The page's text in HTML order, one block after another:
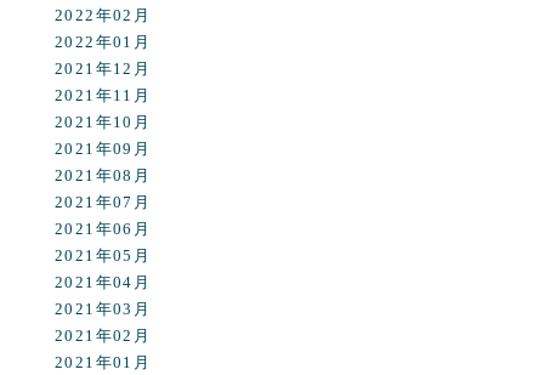
2022年02月
2022年01月
2021年12月
2021年11月
2021年10月
2021年09月
2021年08月
2021年07月
2021年06月
2021年05月
2021年04月
2021年03月
2021年02月
2021年01月